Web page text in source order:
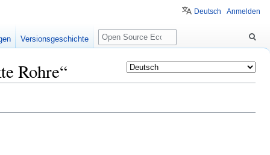
Rohre“
Deutsch Anmelden
Versionsgeschichte
Suche